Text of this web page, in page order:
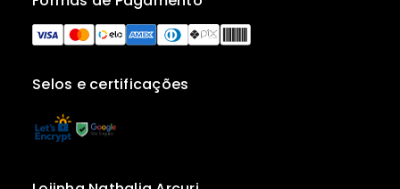
Selos e certificações